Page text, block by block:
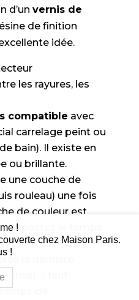
d’un vernis de
de finition
idée.
les rayures, les
compatible avec
carrelage peint ou
bain). Il existe en
ou brillante.
une couche de
rouleau) une fois
de couleur est
le temps
il faut
de
!
chez Maison Paris.
!